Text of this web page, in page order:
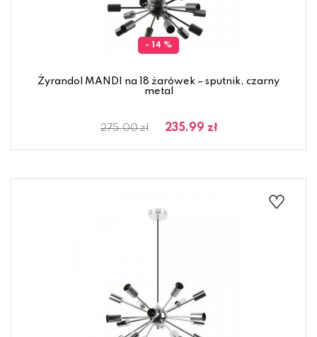
- 14 %
Żyrandol MANDI na 18 żarówek – sputnik, czarny
metal
275.00 zł 235.99 zł